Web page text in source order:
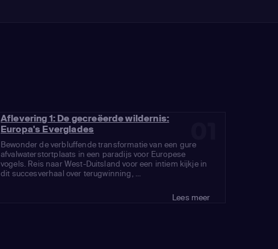
Aflevering 1: De gecreëerde wildernis:
Europa's Everglades
Bewonder de verbluffende transformatie van een gure
afvalwaterstortplaats in een paradijs voor Europese
vogels. Reis naar West-Duitsland voor een intiem kijkje in
dit succesverhaal over terugwinning, ...
Lees meer